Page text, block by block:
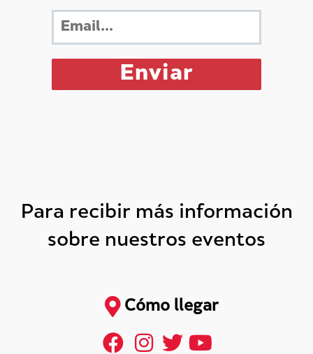
Para recibir más información
sobre nuestros eventos
Cómo llegar